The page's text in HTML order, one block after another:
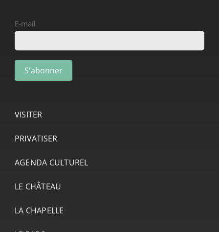
E-mail
VISITER
PRIVATISER
AGENDA CULTUREL
LE CHÂTEAU
LA CHAPELLE